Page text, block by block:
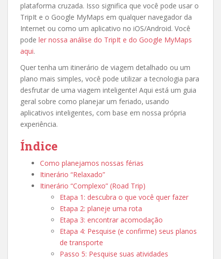
plataforma cruzada. Isso significa que você pode usar o
TripIt e o Google MyMaps em qualquer navegador da
Internet ou como um aplicativo no iOS/Android. Você
pode ler nossa análise do TripIt e do Google MyMaps
aqui.
Quer tenha um itinerário de viagem detalhado ou um
plano mais simples, você pode utilizar a tecnologia para
desfrutar de uma viagem inteligente! Aqui está um guia
geral sobre como planejar um feriado, usando
aplicativos inteligentes, com base em nossa própria
experiência.
Índice
Como planejamos nossas férias
Itinerário “Relaxado”
Itinerário “Complexo” (Road Trip)
Etapa 1: descubra o que você quer fazer
Etapa 2: planeje uma rota
Etapa 3: encontrar acomodação
Etapa 4: Pesquise (e confirme) seus planos
de transporte
Passo 5: Pesquise suas atividades